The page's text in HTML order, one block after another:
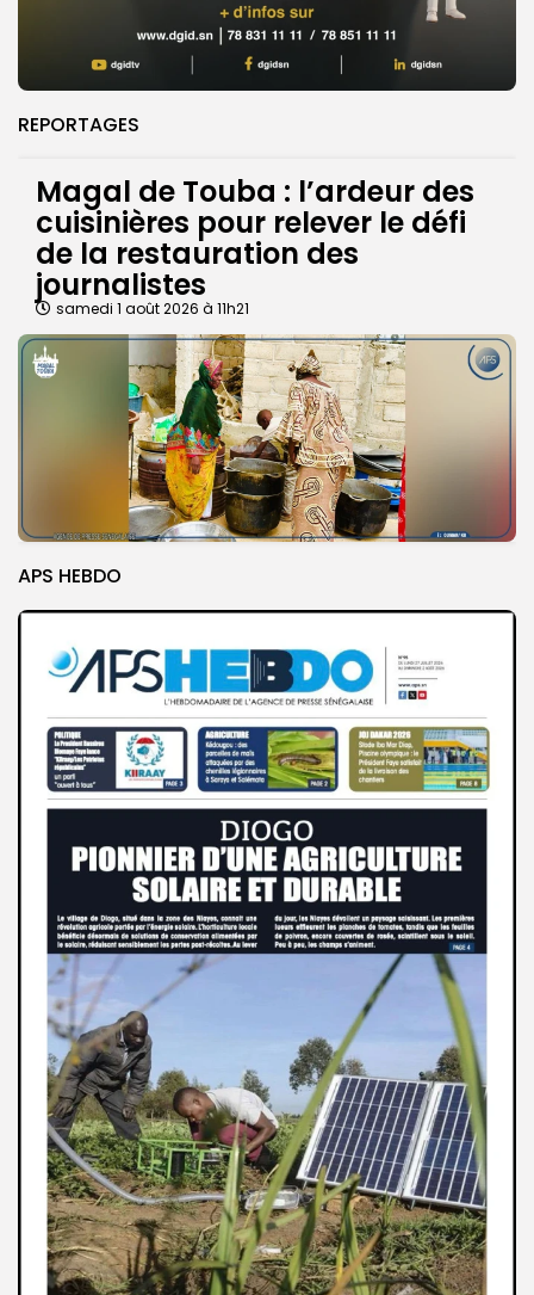
REPORTAGES
Magal de Touba : l’ardeur des
cuisinières pour relever le défi
de la restauration des
journalistes
samedi 1 août 2026 à 11h21
APS HEBDO